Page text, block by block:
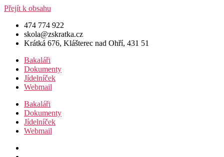
Přejít k obsahu
474 774 922
skola@zskratka.cz
Krátká 676, Klášterec nad Ohří, 431 51
Bakaláři
Dokumenty
Jídelníček
Webmail
Bakaláři
Dokumenty
Jídelníček
Webmail